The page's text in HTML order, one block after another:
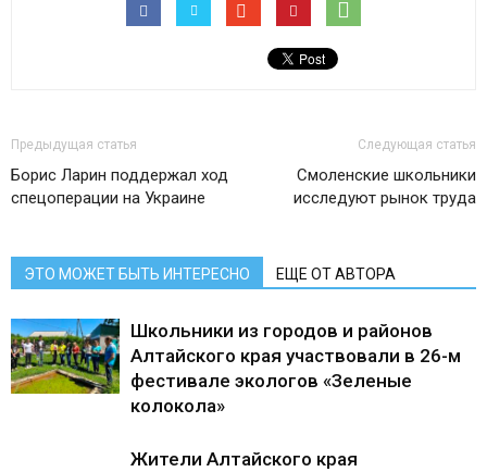
Предыдущая статья
Борис Ларин поддержал ход
спецоперации на Украине
Следующая статья
Смоленские школьники
исследуют рынок труда
ЭТО МОЖЕТ БЫТЬ ИНТЕРЕСНО ЕЩЕ ОТ АВТОРА
Школьники из городов и районов
Алтайского края участвовали в 26-м
фестивале экологов «Зеленые
колокола»
Жители Алтайского края